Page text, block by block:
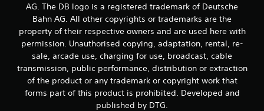
AG. The DB logo is a registered trademark of Deutsche
Bahn AG. All other copyrights or trademarks are the
property of their respective owners and are used here with
permission. Unauthorised copying, adaptation, rental, re-
sale, arcade use, charging for use, broadcast, cable
transmission, public performance, distribution or extraction
of the product or any trademark or copyright work that
forms part of this product is prohibited. Developed and
published by DTG.